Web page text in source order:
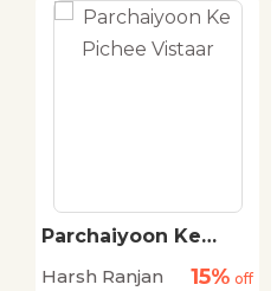
Parchaiyoon Ke
Harsh Ranjan
15% off